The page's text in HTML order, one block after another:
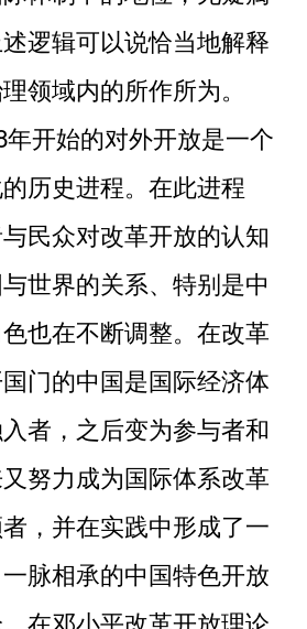
逻辑可以说恰当地解释
领域内的所作所为。
开始的对外开放是一个
历史进程。在此进程
民众对改革开放的认知
世界的关系、特别是中
也在不断调整。在改革
门的中国是国际经济体
者，之后变为参与者和
努力成为国际体系改革
，并在实践中形成了一
脉相承的中国特色开放
在邓小平改革开放理论